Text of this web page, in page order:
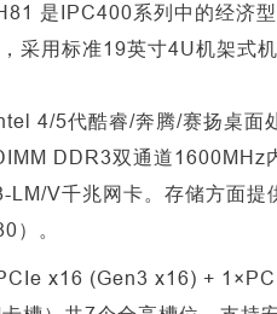
是IPC400系列中的经济
采用标准19英寸4U机架式
4/5代酷睿/奔腾/赛扬桌面
DDR3双通道1600MHz
V千兆网卡。存储方面
）。
x16 (Gen3 x16) +